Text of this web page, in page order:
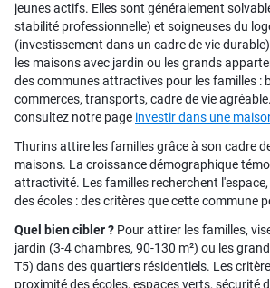
jeunes actifs. Elles sont généralement
stabilité professionnelle) et soigneuses du
(investissement dans un cadre de vie
les maisons avec jardin ou les grands
des communes attractives pour les familles :
commerces, transports, cadre de vie
consultez notre page investir dans une
Thurins attire les familles grâce à son cadre
maisons. La croissance démographique
attractivité. Les familles recherchent
des écoles : des critères que cette commune
Quel bien cibler ? Pour attirer les familles,
jardin (3-4 chambres, 90-130 m²) ou les
T5) dans des quartiers résidentiels. Les
proximité des écoles, espaces verts, sécurité